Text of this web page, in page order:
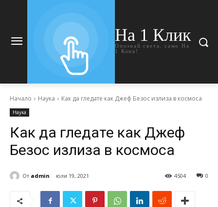
На 1 Клик
Опознай света, само На
1 Клик!
Начало Наука Как да гледате как Джеф Безос излиза в космоса
Наука
Как да гледате как Джеф
Безос излиза в космоса
От admin юли 19, 2021 0
4504